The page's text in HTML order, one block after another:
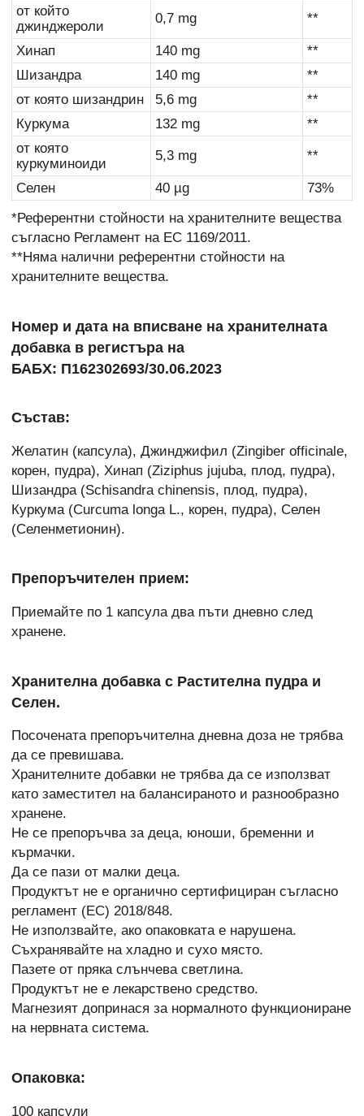
от който
джинджероли
0,7 mg **
Хинап 140 mg
**
Шизандра
140 mg
**
от която шизандрин
5,6 mg
**
Куркума
132 mg
**
от която
куркуминоиди
5,3 mg **
Селен 40 µg
73%
*Референтни стойности на хранителните вещества
съгласно Регламент на ЕС 1169/2011.
**Няма налични референтни стойности на
хранителните вещества.
Номер и дата на вписване на хранителната
добавка в регистъра на
БАБХ: П162302693/30.06.2023
Състав:
Желатин (капсула), Джинджифил (Zingiber officinale,
корен, пудра), Хинап (Ziziphus jujuba, плод, пудра),
Шизандра (Schisandra chinensis, плод, пудра),
Куркума (Curcuma longa L., корен, пудра), Селен
(Селенметионин).
Препоръчителен прием:
Приемайте по 1 капсула два пъти дневно след
хранене.
Хранителна добавка с Растителна пудра и
Селен.
Посочената препоръчителна дневна доза не трябва
да се превишава.
Хранителните добавки не трябва да се използват
като заместител на балансираното и разнообразно
хранене.
Не се препоръчва за деца, юноши, бременни и
кърмачки.
Да се пази от малки деца.
Продуктът не е органично сертифициран съгласно
регламент (ЕС) 2018/848.
Не използвайте, ако опаковката е нарушена.
Съхранявайте на хладно и сухо място.
Пазете от пряка слънчева светлина.
Продуктът не е лекарствено средство.
Магнезият допринася за нормалното функциониране
на нервната система.
Опаковка:
100 капсули